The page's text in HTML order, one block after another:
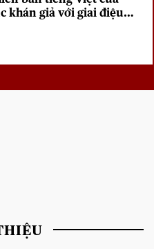
khán giả với giai điệu